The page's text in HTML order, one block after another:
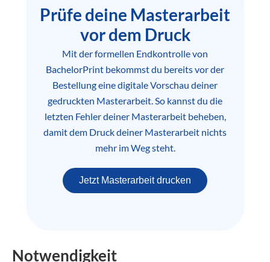
Prüfe deine Masterarbeit
vor dem Druck
Mit der formellen Endkontrolle von
BachelorPrint bekommst du bereits vor der
Bestellung eine digitale Vorschau deiner
gedruckten Masterarbeit. So kannst du die
letzten Fehler deiner Masterarbeit beheben,
damit dem Druck deiner Masterarbeit nichts
mehr im Weg steht.
Jetzt Masterarbeit drucken
Notwendigkeit